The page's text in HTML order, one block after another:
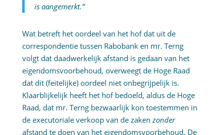
is aangemerkt.”
Wat betreft het oordeel van het hof dat uit de
correspondentie tussen Rabobank en mr. Terng
volgt dat daadwerkelijk afstand is gedaan van het
eigendomsvoorbehoud, overweegt de Hoge Raad
dat dit (feitelijke) oordeel niet onbegrijpelijk is.
Klaarblijkelijk heeft het hof bedoeld, aldus de Hoge
Raad, dat mr. Terng bezwaarlijk kon toestemmen in
de executoriale verkoop van de zakenzonder
afstand te doen van het eigendomsvoorbehoud. De